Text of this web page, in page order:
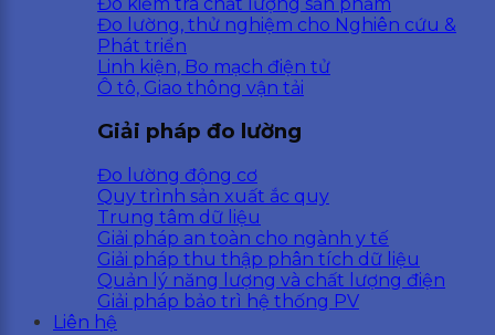
Đo lường, thử nghiệm cho Nghiên cứu &
Phát triển
Linh kiện, Bo mạch điện tử
Ô tô, Giao thông vận tải
Giải pháp đo lường
Đo lường động cơ
Quy trình sản xuất ắc quy
Trung tâm dữ liệu
Giải pháp an toàn cho ngành y tế
Giải pháp thu thập phân tích dữ liệu
Quản lý năng lượng và chất lượng điện
Giải pháp bảo trì hệ thống PV
Liên hệ